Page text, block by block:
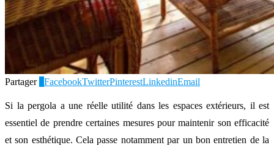
Partager FacebookTwitterPinterestLinkedinEmail
Si la pergola a une réelle utilité dans les espaces extérieurs, il est
essentiel de prendre certaines mesures pour maintenir son efficacité
et son esthétique. Cela passe notamment par un bon entretien de la